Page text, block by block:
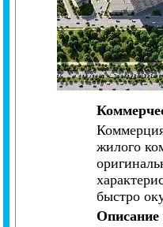
жилого
быстро